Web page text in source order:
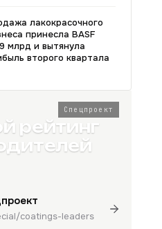
лакокрасочного
принесла BASF
млрд и вытянула
второго квартала
Спецпроект
рейтинг
coatings-leaders